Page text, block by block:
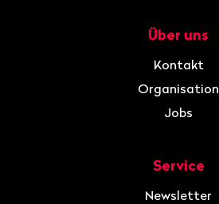
Über uns
Kontakt
Organisation
Jobs
Service
Newsletter